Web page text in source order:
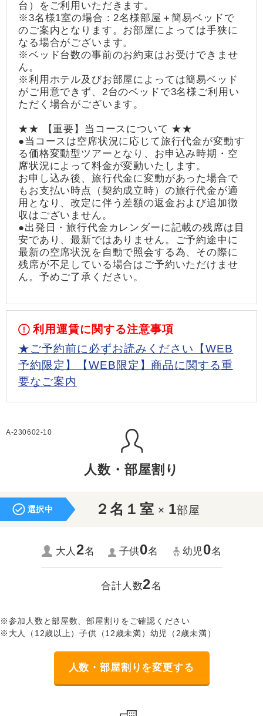
台）をご利用いただきます。
※3名様1室の場合：2名様部屋＋簡易ベッドで
のご案内となります。お部屋によっては手狭に
なる場合がございます。
※ベッド台数の事前のお約束はお受けできませ
ん。
※利用ホテル及びお部屋によっては簡易ベッド
がご用意できず、2台のベッドで3名様ご利用い
ただく場合がございます。
★★ 【重要】当コースについて ★★
●当コースは空席状況に応じて旅行代金が変動す
る価格変動型ツアーとなり、お申込み時期・空
席状況によって料金が変動いたします。
お申し込み後、旅行代金に変動があった場合で
もお支払い時点（契約成立時）の旅行代金が適
用となり、改定に伴う差額の返金および追加徴
収はございません。
●出発日・旅行代金カレンダーに記載の残席は目
安であり、最新ではありません。ご予約途中に
最新の空席状況を自動で照会する為、その際に
残席が不足している場合はご予約いただけませ
ん。予めご了承ください。
利用運賃に関する注意事項
★ご予約前に必ずお読みください【WEB
予約限定】【WEB限定】商品に関する重
要なご案内
A-230602-10
人数・部屋割り
選択中 ２名１室 × 1部屋
大人2名 子供0名 幼児0名
合計人数2名
※参加人数と部屋数、部屋割りをご確認ください
※大人（12歳以上）子供（12歳未満）幼児（2歳未満）
人数・部屋割りを変更する